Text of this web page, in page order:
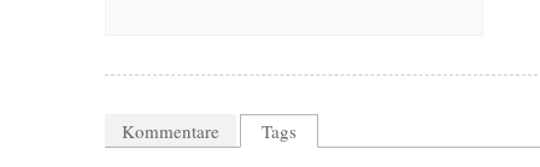
Kommentare Tags